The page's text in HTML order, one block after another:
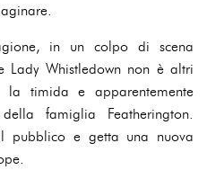
in un colpo di scena
Lady Whistledown non è altri
la timida e apparentemente
famiglia Featherington.
pubblico e getta una nuova